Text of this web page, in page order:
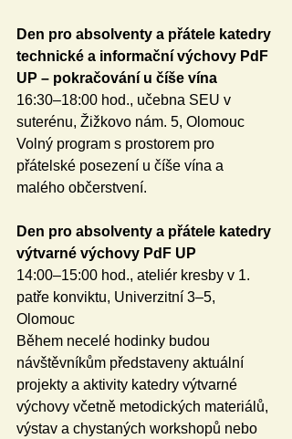
Den pro absolventy a přátele katedry
technické a informační výchovy PdF
UP – pokračování u číše vína
16:30–18:00 hod., učebna SEU v
suterénu, Žižkovo nám. 5, Olomouc
Volný program s prostorem pro
přátelské posezení u číše vína a
malého občerstvení.
Den pro absolventy a přátele katedry
výtvarné výchovy PdF UP
14:00–15:00 hod., ateliér kresby v 1.
patře konviktu, Univerzitní 3–5,
Olomouc
Během necelé hodinky budou
návštěvníkům představeny aktuální
projekty a aktivity katedry výtvarné
výchovy včetně metodických materiálů,
výstav a chystaných workshopů nebo